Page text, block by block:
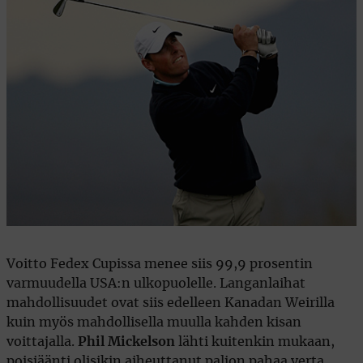
Voitto Fedex Cupissa menee siis 99,9 prosentin
varmuudella USA:n ulkopuolelle. Langanlaihat
mahdollisuudet ovat siis edelleen Kanadan Weirilla
kuin myös mahdollisella muulla kahden kisan
voittajalla. Phil Mickelson lähti kuitenkin mukaan,